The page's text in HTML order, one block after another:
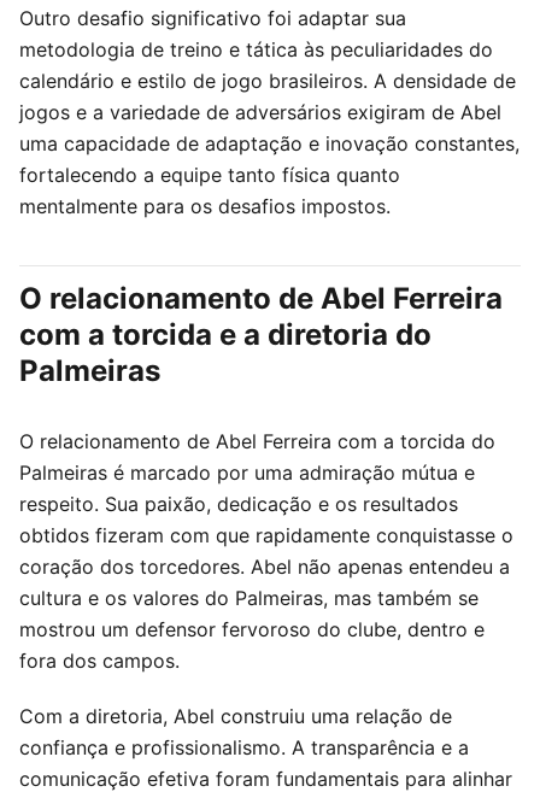
Outro desafio significativo foi adaptar sua
metodologia de treino e tática às peculiaridades do
calendário e estilo de jogo brasileiros. A densidade de
jogos e a variedade de adversários exigiram de Abel
uma capacidade de adaptação e inovação constantes,
fortalecendo a equipe tanto física quanto
mentalmente para os desafios impostos.
O relacionamento de Abel Ferreira
com a torcida e a diretoria do
Palmeiras
O relacionamento de Abel Ferreira com a torcida do
Palmeiras é marcado por uma admiração mútua e
respeito. Sua paixão, dedicação e os resultados
obtidos fizeram com que rapidamente conquistasse o
coração dos torcedores. Abel não apenas entendeu a
cultura e os valores do Palmeiras, mas também se
mostrou um defensor fervoroso do clube, dentro e
fora dos campos.
Com a diretoria, Abel construiu uma relação de
confiança e profissionalismo. A transparência e a
comunicação efetiva foram fundamentais para alinhar